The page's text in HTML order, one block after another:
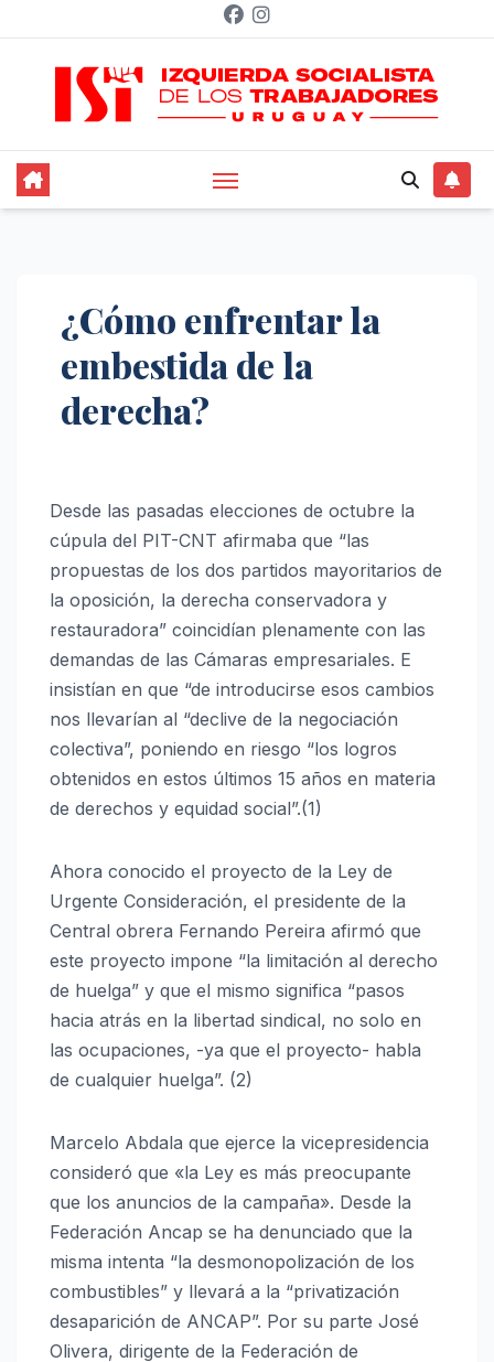
contenido
¿Cómo enfrentar la
embestida de la
derecha?
Desde las pasadas elecciones de octubre la
cúpula del PIT-CNT afirmaba que “las
propuestas de los dos partidos mayoritarios de
la oposición, la derecha conservadora y
restauradora” coincidían plenamente con las
demandas de las Cámaras empresariales. E
insistían en que “de introducirse esos cambios
nos llevarían al “declive de la negociación
colectiva”, poniendo en riesgo “los logros
obtenidos en estos últimos 15 años en materia
de derechos y equidad social”.(1)
Ahora conocido el proyecto de la Ley de
Urgente Consideración, el presidente de la
Central obrera Fernando Pereira afirmó que
este proyecto impone “la limitación al derecho
de huelga” y que el mismo significa “pasos
hacia atrás en la libertad sindical, no solo en
las ocupaciones, -ya que el proyecto- habla
de cualquier huelga”. (2)
Marcelo Abdala que ejerce la vicepresidencia
consideró que «la Ley es más preocupante
que los anuncios de la campaña». Desde la
Federación Ancap se ha denunciado que la
misma intenta “la desmonopolización de los
combustibles” y llevará a la “privatización
desaparición de ANCAP”. Por su parte José
Olivera, dirigente de la Federación de